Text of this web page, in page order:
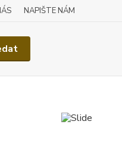
NAPIŠTE NÁM